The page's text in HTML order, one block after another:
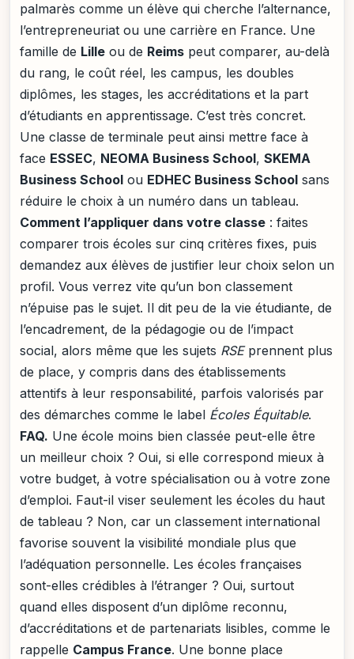
palmarès comme un élève qui cherche l’alternance,
l’entrepreneuriat ou une carrière en France. Une
famille de Lille ou de Reims peut comparer, au-delà
du rang, le coût réel, les campus, les doubles
diplômes, les stages, les accréditations et la part
d’étudiants en apprentissage. C’est très concret.
Une classe de terminale peut ainsi mettre face à
face ESSEC, NEOMA Business School, SKEMA
Business School ou EDHEC Business School sans
réduire le choix à un numéro dans un tableau.
Comment l’appliquer dans votre classe : faites
comparer trois écoles sur cinq critères fixes, puis
demandez aux élèves de justifier leur choix selon un
profil. Vous verrez vite qu’un bon classement
n’épuise pas le sujet. Il dit peu de la vie étudiante, de
l’encadrement, de la pédagogie ou de l’impact
social, alors même que les sujets RSEprennent plus
de place, y compris dans des établissements
attentifs à leur responsabilité, parfois valorisés par
des démarches comme le label Écoles Équitable.
FAQ. Une école moins bien classée peut-elle être
un meilleur choix ? Oui, si elle correspond mieux à
votre budget, à votre spécialisation ou à votre zone
d’emploi. Faut-il viser seulement les écoles du haut
de tableau ? Non, car un classement international
favorise souvent la visibilité mondiale plus que
l’adéquation personnelle. Les écoles françaises
sont-elles crédibles à l’étranger ? Oui, surtout
quand elles disposent d’un diplôme reconnu,
d’accréditations et de partenariats lisibles, comme le
rappelle Campus France. Une bonne place